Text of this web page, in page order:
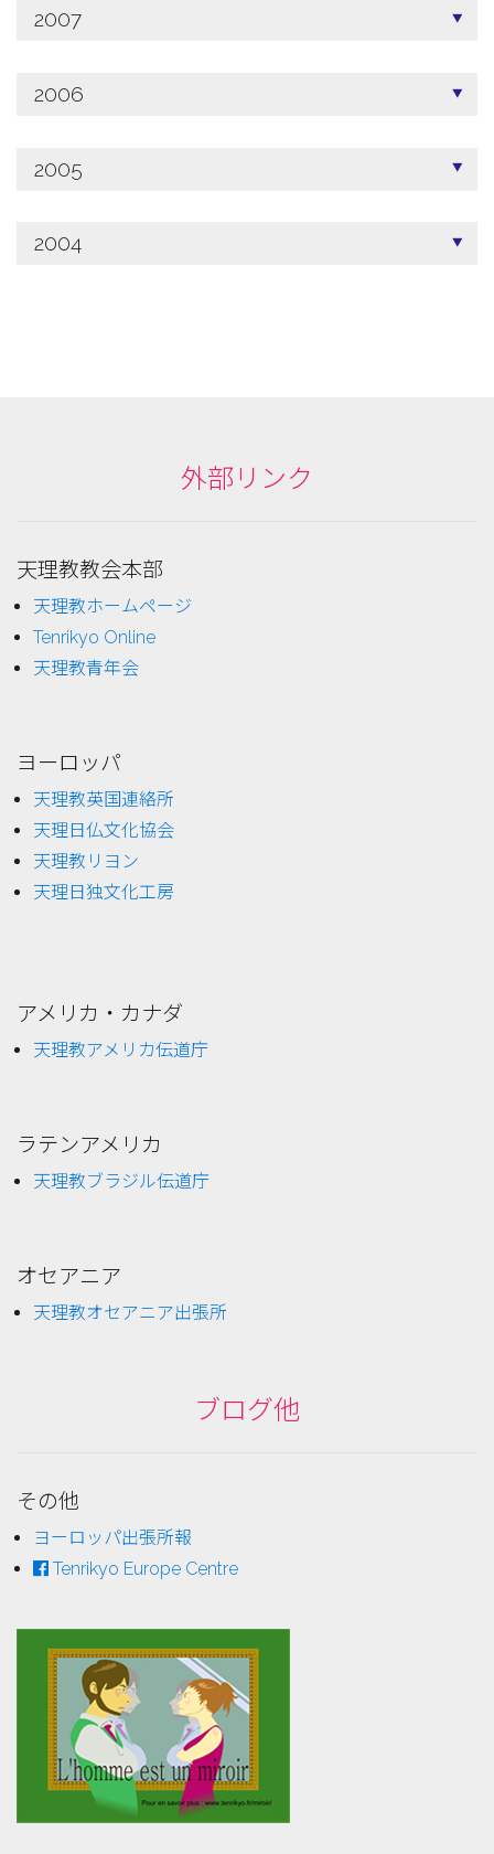
2007
2006
2005
2004
外部リンク
天理教教会本部
天理教ホームページ
Tenrikyo Online
天理教青年会
ヨーロッパ
天理教英国連絡所
天理日仏文化協会
天理教リヨン
天理日独文化工房
アメリカ・カナダ
天理教アメリカ伝道庁
ラテンアメリカ
天理教ブラジル伝道庁
オセアニア
天理教オセアニア出張所
ブログ他
その他
ヨーロッパ出張所報
Tenrikyo Europe Centre